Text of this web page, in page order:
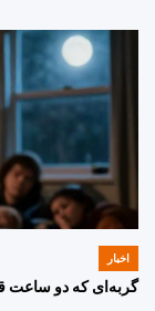
POSTED
IN
اخبار
گربه‌ای که دو ساعت